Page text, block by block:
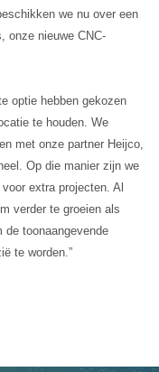
we nu over een
onze nieuwe CNC-
optie hebben gekozen
te houden. We
met onze partner Heijco,
Op die manier zijn we
extra projecten. Al
verder te groeien als
de toonaangevende
te worden.”